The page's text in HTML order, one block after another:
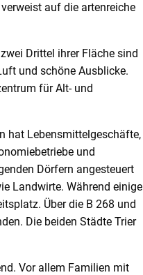
auf die artenreiche
Drittel ihrer Fläche sind
und schöne Ausblicke.
für Alt- und
hat Lebensmittelgeschäfte,
und
Dörfern angesteuert
Landwirte. Während einige
Über die B 268 und
Die beiden Städte Trier
Vor allem Familien mit